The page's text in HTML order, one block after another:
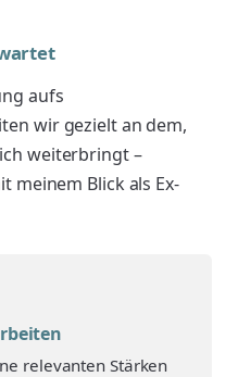
aufs
wir gezielt an dem,
weiterbringt –
meinem Blick als Ex-
relevanten Stärken